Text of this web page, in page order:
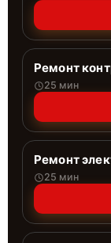
Ремонт
25 мин
Ремонт
25 мин